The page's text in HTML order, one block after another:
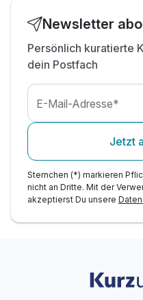
inkl. Badetasche mit
*E- Ladestation
Newsletter
Persönlich kuratierte
dein Postfach
E-Mail-Adresse*
Jetzt
Sternchen (*) markieren
nicht an Dritte. Mit der
akzeptierst Du unsere